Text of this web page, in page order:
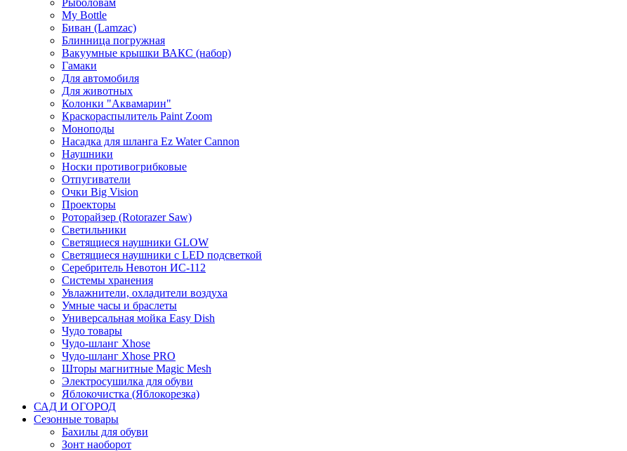
Рыболовам
My Bottle
Биван (Lamzac)
Блинница погружная
Вакуумные крышки ВАКС (набор)
Гамаки
Для автомобиля
Для животных
Колонки "Аквамарин"
Краскораспылитель Paint Zoom
Моноподы
Насадка для шланга Ez Water Cannon
Наушники
Носки противогрибковые
Отпугиватели
Очки Big Vision
Проекторы
Роторайзер (Rotorazer Saw)
Светильники
Светящиеся наушники GLOW
Светящиеся наушники с LED подсветкой
Серебритель Невотон ИС-112
Системы хранения
Увлажнители, охладители воздуха
Умные часы и браслеты
Универсальная мойка Easy Dish
Чудо товары
Чудо-шланг Xhose
Чудо-шланг Xhose PRO
Шторы магнитные Magic Mesh
Электросушилка для обуви
Яблокочистка (Яблокорезка)
САД И ОГОРОД
Сезонные товары
Бахилы для обуви
Зонт наоборот